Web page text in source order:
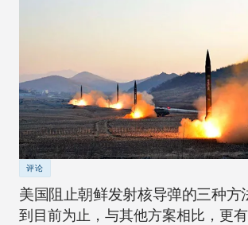
评论
美国阻止朝鲜发射核导弹的三种方
到目前为止，与其他方案相比，更